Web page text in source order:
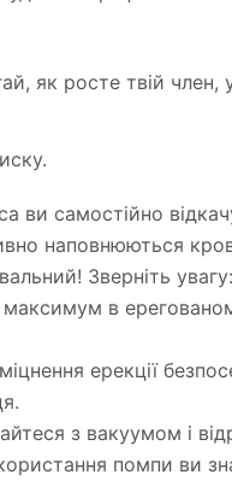
як росте твій
самостійно
наповнюються
Зверніть
в
ерекції
з вакуумом і
помпи ви